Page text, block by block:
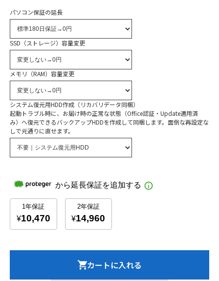
パソコン保証の延長
SSD（ストレージ）容量変更
メモリ（RAM）容量変更
システム復元用HDD作成（リカバリデータ同梱）
起動トラブル時に、お届け時の正常な状態（Office認証・Update適用済
み）へ復元できるバックアップHDDを作成して同梱します。面倒な再設定な
しで元通りに直せます。
カートに入れる